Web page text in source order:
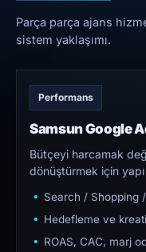
Parça parça ajans
sistem yaklaşımı.
Performans
Samsun Google
Bütçeyi harcamak
dönüştürmek için yapı
Search / Shopping
Hedefleme ve
ROAS, CAC, marj